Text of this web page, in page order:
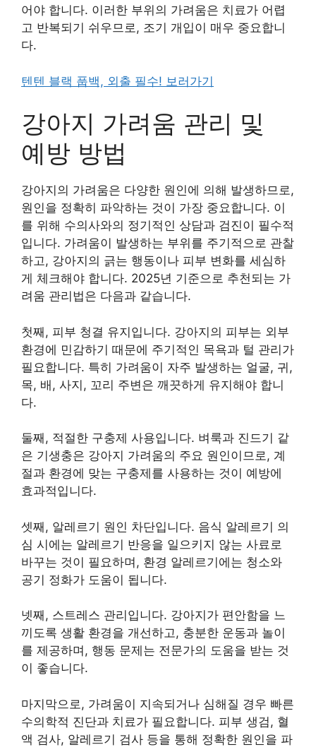
어야 합니다. 이러한 부위의 가려움은 치료가 어렵
고 반복되기 쉬우므로, 조기 개입이 매우 중요합니
다.
텐텐 블랙 풉백, 외출 필수! 보러가기
강아지 가려움 관리 및
예방 방법
강아지의 가려움은 다양한 원인에 의해 발생하므로,
원인을 정확히 파악하는 것이 가장 중요합니다. 이
를 위해 수의사와의 정기적인 상담과 검진이 필수적
입니다. 가려움이 발생하는 부위를 주기적으로 관찰
하고, 강아지의 긁는 행동이나 피부 변화를 세심하
게 체크해야 합니다. 2025년 기준으로 추천되는 가
려움 관리법은 다음과 같습니다.
첫째, 피부 청결 유지입니다. 강아지의 피부는 외부
환경에 민감하기 때문에 주기적인 목욕과 털 관리가
필요합니다. 특히 가려움이 자주 발생하는 얼굴, 귀,
목, 배, 사지, 꼬리 주변은 깨끗하게 유지해야 합니
다.
둘째, 적절한 구충제 사용입니다. 벼룩과 진드기 같
은 기생충은 강아지 가려움의 주요 원인이므로, 계
절과 환경에 맞는 구충제를 사용하는 것이 예방에
효과적입니다.
셋째, 알레르기 원인 차단입니다. 음식 알레르기 의
심 시에는 알레르기 반응을 일으키지 않는 사료로
바꾸는 것이 필요하며, 환경 알레르기에는 청소와
공기 정화가 도움이 됩니다.
넷째, 스트레스 관리입니다. 강아지가 편안함을 느
끼도록 생활 환경을 개선하고, 충분한 운동과 놀이
를 제공하며, 행동 문제는 전문가의 도움을 받는 것
이 좋습니다.
마지막으로, 가려움이 지속되거나 심해질 경우 빠른
수의학적 진단과 치료가 필요합니다. 피부 생검, 혈
액 검사, 알레르기 검사 등을 통해 정확한 원인을 파